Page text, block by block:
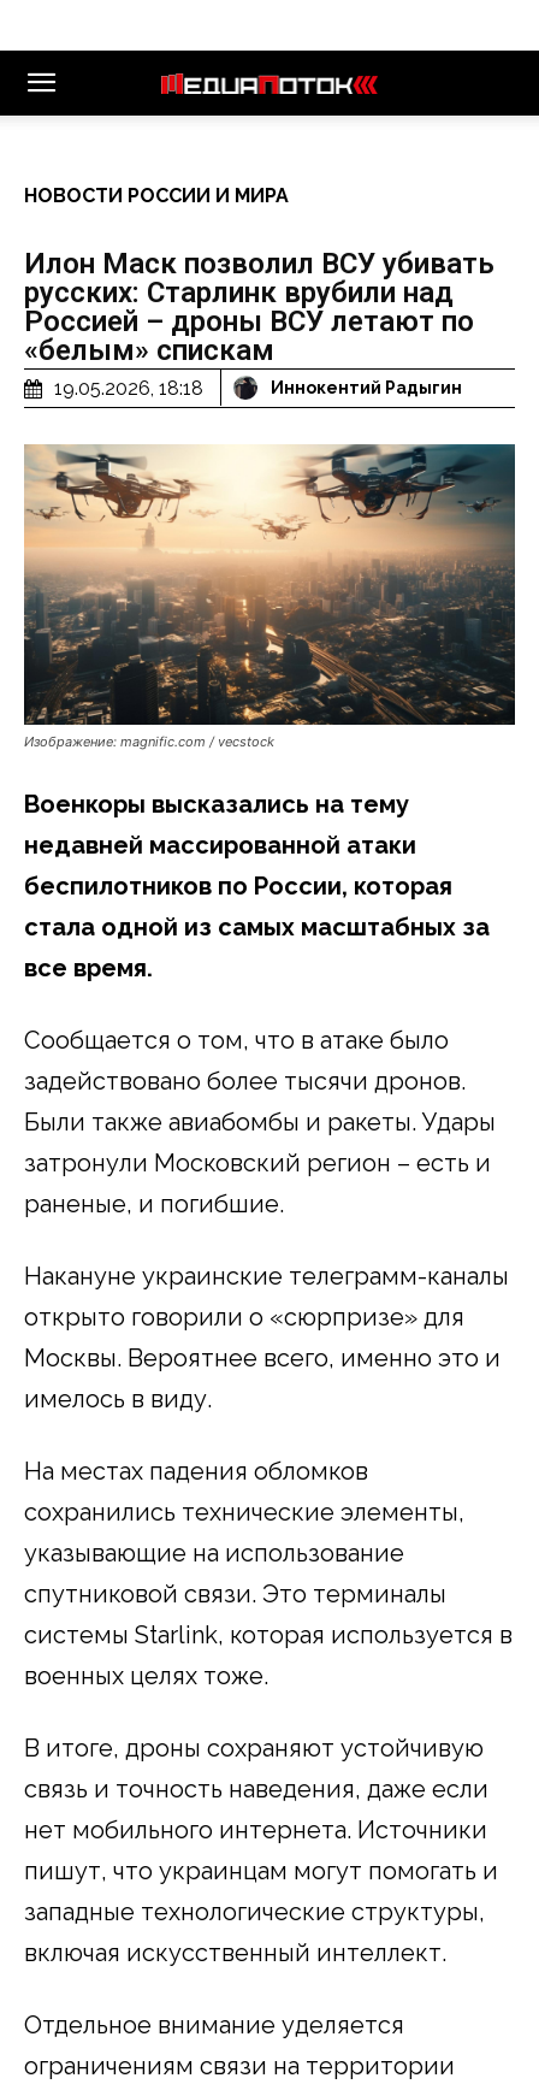
НОВОСТИ РОССИИ И МИРА
Илон Маск позволил ВСУ убивать
русских: Старлинк врубили над
Россией – дроны ВСУ летают по
«белым» спискам
19.05.2026, 18:18 Иннокентий Радыгин
Изображение: magnific.com / vecstock
Военкоры высказались на тему
недавней массированной атаки
беспилотников по России, которая
стала одной из самых масштабных за
все время.
Сообщается о том, что в атаке было
задействовано более тысячи дронов.
Были также авиабомбы и ракеты. Удары
затронули Московский регион – есть и
раненые, и погибшие.
Накануне украинские телеграмм-каналы
открыто говорили о «сюрпризе» для
Москвы. Вероятнее всего, именно это и
имелось в виду.
На местах падения обломков
сохранились технические элементы,
указывающие на использование
спутниковой связи. Это терминалы
системы Starlink, которая используется в
военных целях тоже.
В итоге, дроны сохраняют устойчивую
связь и точность наведения, даже если
нет мобильного интернета. Источники
пишут, что украинцам могут помогать и
западные технологические структуры,
включая искусственный интеллект.
Отдельное внимание уделяется
ограничениям связи на территории